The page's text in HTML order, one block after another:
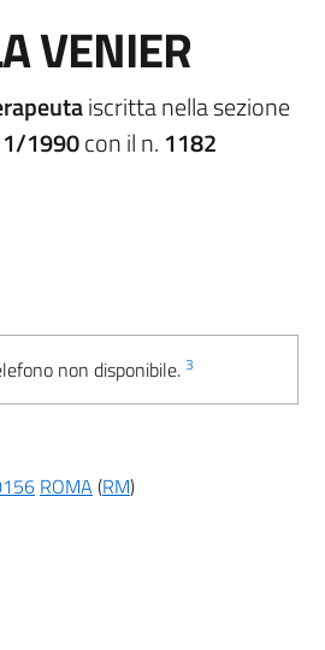
VENIER
iscritta nella sezione
1990con il n. 1182
non disponibile. 3
ROMA (RM)